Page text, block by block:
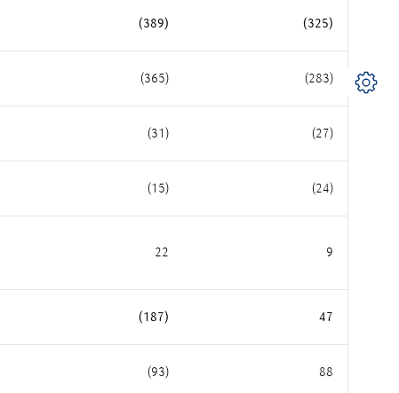
(389) (325)
(365) (283)
(31) (27)
(15) (24)
22 9
(187) 47
(93) 88